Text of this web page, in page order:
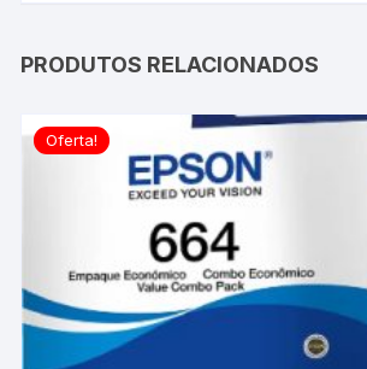
PRODUTOS RELACIONADOS
Oferta!